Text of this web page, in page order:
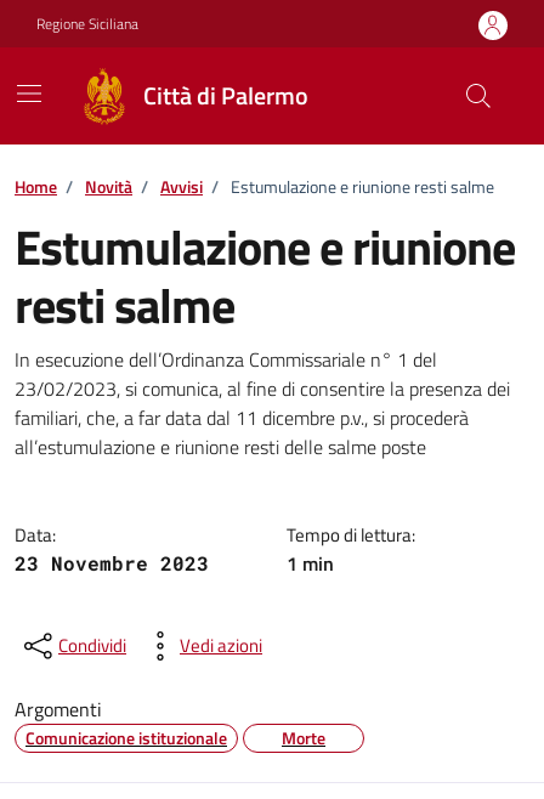
Vai ai contenuti
Vai al footer
Regione Siciliana
Città di Palermo
Home / Novità / Avvisi / Estumulazione e riunione resti salme
Estumulazione e riunione
resti salme
Dettagli della notizia
In esecuzione dell’Ordinanza Commissariale n° 1 del
23/02/2023, si comunica, al fine di consentire la presenza dei
familiari, che, a far data dal 11 dicembre p.v., si procederà
all’estumulazione e riunione resti delle salme poste
Data:
23 Novembre 2023
Tempo di lettura:
1 min
Condividi Vedi azioni
Argomenti
Comunicazione istituzionale Morte